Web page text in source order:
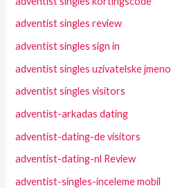
adventist singles review
adventist singles sign in
adventist singles uzivatelske jmeno
adventist singles visitors
adventist-arkadas dating
adventist-dating-de visitors
adventist-dating-nl Review
adventist-singles-inceleme mobil